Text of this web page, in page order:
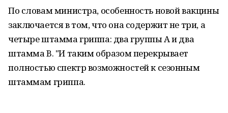
По словам министра, особенность новой вакцины
заключается в том, что она содержит не три, а
четыре штамма гриппа: два группы A и два
штамма B. "И таким образом перекрывает
полностью спектр возможностей к сезонным
штаммам гриппа.